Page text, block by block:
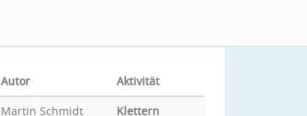
Autor
Aktivität
Martin Schmidt Klettern